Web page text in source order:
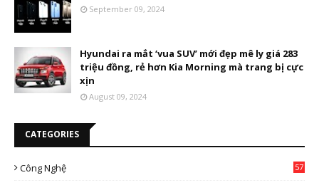
September 09, 2024
Hyundai ra mắt ‘vua SUV’ mới đẹp mê ly giá 283
triệu đồng, rẻ hơn Kia Morning mà trang bị cực
xịn
August 09, 2024
CATEGORIES
Công Nghệ 57